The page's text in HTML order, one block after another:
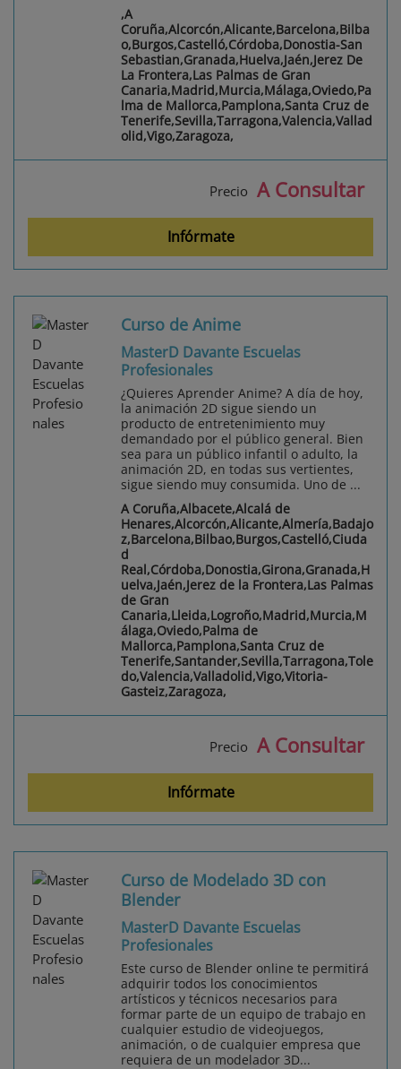
,A
Coruña,Alcorcón,Alicante,Barcelona,Bilba
o,Burgos,Castelló,Córdoba,Donostia-San
Sebastian,Granada,Huelva,Jaén,Jerez De
La Frontera,Las Palmas de Gran
Canaria,Madrid,Murcia,Málaga,Oviedo,Pa
lma de Mallorca,Pamplona,Santa Cruz de
Tenerife,Sevilla,Tarragona,Valencia,Vallad
olid,Vigo,Zaragoza,
Precio A Consultar
Infórmate
Curso de Anime
MasterD Davante Escuelas
Profesionales
¿Quieres Aprender Anime? A día de hoy,
la animación 2D sigue siendo un
producto de entretenimiento muy
demandado por el público general. Bien
sea para un público infantil o adulto, la
animación 2D, en todas sus vertientes,
sigue siendo muy consumida. Uno de ...
A Coruña,Albacete,Alcalá de
Henares,Alcorcón,Alicante,Almería,Badajo
z,Barcelona,Bilbao,Burgos,Castelló,Ciuda
d
Real,Córdoba,Donostia,Girona,Granada,H
uelva,Jaén,Jerez de la Frontera,Las Palmas
de Gran
Canaria,Lleida,Logroño,Madrid,Murcia,M
álaga,Oviedo,Palma de
Mallorca,Pamplona,Santa Cruz de
Tenerife,Santander,Sevilla,Tarragona,Tole
do,Valencia,Valladolid,Vigo,Vitoria-
Gasteiz,Zaragoza,
Precio A Consultar
Infórmate
Curso de Modelado 3D con
Blender
MasterD Davante Escuelas
Profesionales
Este curso de Blender online te permitirá
adquirir todos los conocimientos
artísticos y técnicos necesarios para
formar parte de un equipo de trabajo en
cualquier estudio de videojuegos,
animación, o de cualquier empresa que
requiera de un modelador 3D...